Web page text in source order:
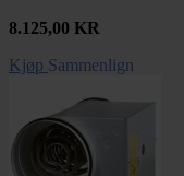
8.125,00 KR
Kjøp Sammenlign